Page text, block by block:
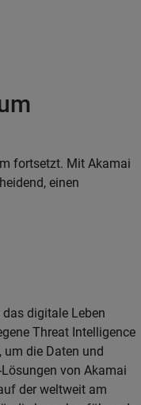
fortsetzt. Mit Akamai
einen
digitale Leben
Threat Intelligence
die Daten und
von Akamai
der weltweit am